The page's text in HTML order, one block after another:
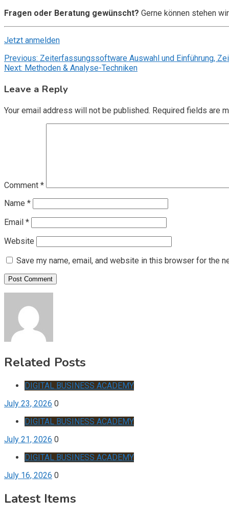
Fragen oder Beratung gewünscht? Gerne können stehen
Jetzt anmelden
Post
Previous: Zeiterfassungssoftware Auswahl und Einführung,
Next: Methoden & Analyse-Techniken
Leave a Reply
Your email address will not be published. Required fields are
Comment *
Name *
Email *
Website
Save my name, email, and website in this browser for the
Related Posts
DIGITAL BUSINESS ACADEMY
July 23, 2026 0
DIGITAL BUSINESS ACADEMY
July 21, 2026 0
DIGITAL BUSINESS ACADEMY
July 16, 2026 0
Latest Items